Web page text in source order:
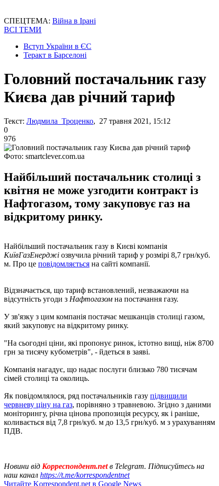
СПЕЦТЕМА: Війна в Ірані
ВСІ ТЕМИ
Вступ України в ЄС
Теракт в Барселоні
Головний постачальник газу
Києва дав річний тариф
Текст: Людмила Троценко, 27 травня 2021, 15:12
0
976
Фото: smartclever.com.ua
Найбільший постачальник столиці з
квітня не може узгодити контракт із
Нафтогазом, тому закуповує газ на
відкритому ринку.
Найбільший постачальник газу в Києві компанія
КиївГазЕнерджі озвучила річний тариф у розмірі 8,7 грн/куб.
м. Про це повідомляється на сайті компанії.
Відзначається, що тариф встановлений, незважаючи на
відсутність угоди з Нафтогазом на постачання газу.
У зв'язку з цим компанія постачає мешканців столиці газом,
який закуповує на відкритому ринку.
"На сьогодні ціни, які пропонує ринок, істотно вищі, ніж 8700
грн за тисячу кубометрів", - йдеться в заяві.
Компанія нагадує, що надає послуги близько 780 тисячам
сімей столиці та околиць.
Як повідомлялося, ряд постачальників газу підвищили
червневу ціну на газ, порівняно з травневою. Згідно з даними
моніторингу, річна цінова пропозиція ресурсу, як і раніше,
коливається від 7,8 грн/куб. м до 13,5 грн/куб. м з урахуванням
ПДВ.
Новини від Корреспондент.netв Telegram. Підписуйтесь на
наш канал https://t.me/korrespondentnet
Читайте Korrespondent.net в Google News